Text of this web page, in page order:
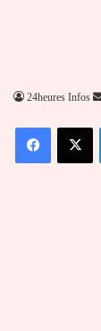
24heures Infos
FacebookX